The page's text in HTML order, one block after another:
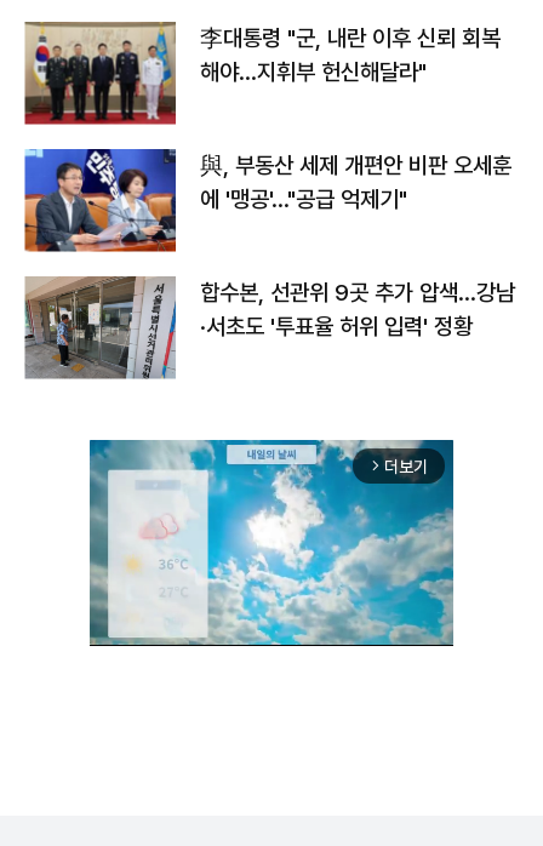
李대통령 "군, 내란 이후 신뢰 회복
해야…지휘부 헌신해달라"
與, 부동산 세제 개편안 비판 오세훈
에 '맹공'…"공급 억제기"
합수본, 선관위 9곳 추가 압색…강남
·서초도 '투표율 허위 입력' 정황
arrow_forward_ios 더보기